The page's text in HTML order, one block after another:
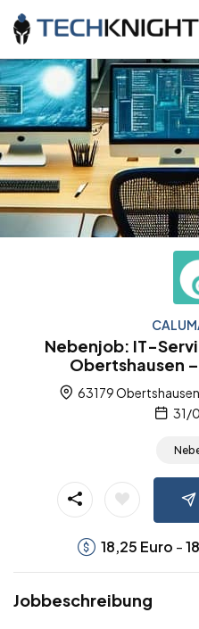
Nebenjob: IT-
Obertshausen
63179
31/
18,25 Euro -
Jobbeschreibung